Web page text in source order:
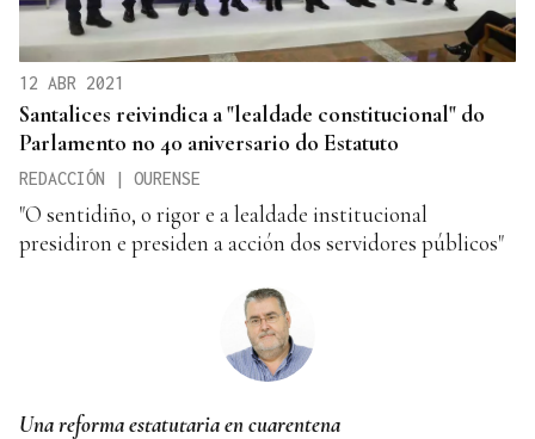
12 ABR 2021
Santalices reivindica a "lealdade constitucional" do
Parlamento no 40 aniversario do Estatuto
REDACCIÓN | OURENSE
"O sentidiño, o rigor e a lealdade institucional
presidiron e presiden a acción dos servidores públicos"
Una reforma estatutaria en cuarentena